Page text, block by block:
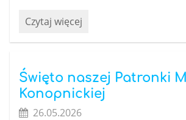
Wycieczka
w
Radzionkowie:
Czytaj więcej
Święto naszej Patronki
Konopnickiej
26.05.2026